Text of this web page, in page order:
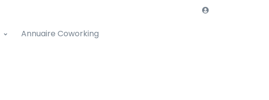
Annuaire Coworking